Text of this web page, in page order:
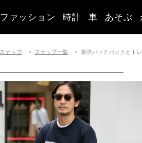
ファッション 時計 車 あそぶ
スナップ スナップ一覧 最強バックパックとト